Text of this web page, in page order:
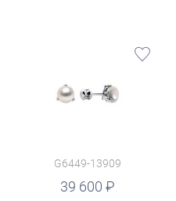
G6449-13909
39 600